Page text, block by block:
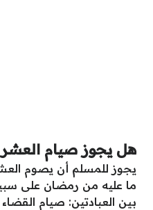
هل يجوز صيام
يجوز للمسلم أن يصوم
ما عليه من رمضان على
بين العبادتين: صيام